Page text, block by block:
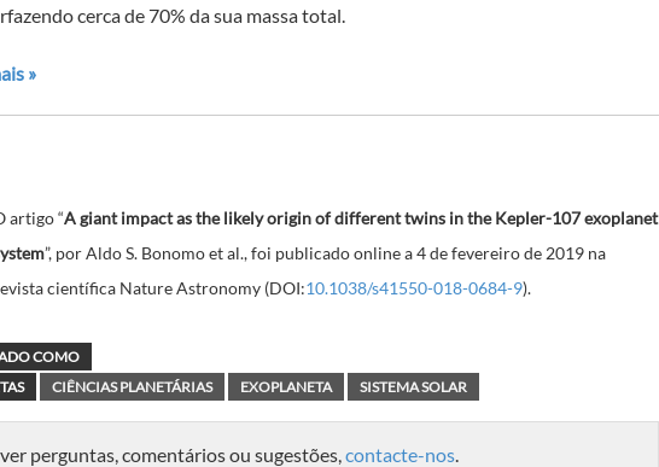
cerca de 70% da sua massa total.
»
artigo “A giant impact as the likely origin of different twins in the Kepler-107 exoplanet
”, por Aldo S. Bonomo et al., foi publicado online a 4 de fevereiro de 2019 na
científica Nature Astronomy (DOI:10.1038/s41550-018-0684-9).
COMO
CIÊNCIAS PLANETÁRIAS EXOPLANETA SISTEMA SOLAR
perguntas, comentários ou sugestões, contacte-nos